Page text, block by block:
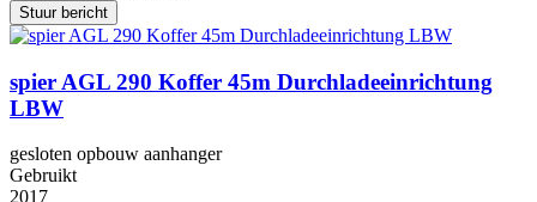
Stuur bericht
spier AGL 290 Koffer 45m Durchladeeinrichtung
LBW
gesloten opbouw aanhanger
Gebruikt
2017